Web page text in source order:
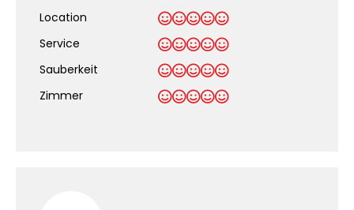
Location
Service
Sauberkeit
Zimmer